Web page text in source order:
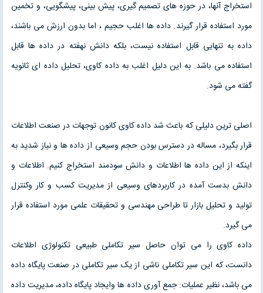
استخراج آنها، در حوزه های تصمیم گیری، پیش بینی، پیشگویی، و تخمین
مورد استفاده قرار گیرند. داده ها اغلب حجیم ، اما بدون ارزش می باشند،
داده به تنهایی قابل استفاده نیست، بلکه دانش نهفته در داده ها قابل
استفاده می باشد. به این دلیل اغلب به داده کاوی، تحلیل داده ای ثانویه
گفته می شود.
اصلی ترين دليلی که باعث شد داده کاوی کانون توجهات در صنعت اطلاعات
قرار بگيرد، مساله در دسترس بودن حجم وسيعی از داده ها و نياز شديد به
اينکه از اين داده ها اطلاعات و دانش سودمند استخراج کنيم. اطلاعات و
دانش بدست آمده در کاربردهای وسيعی از مديريت کسب و کار وکنترل
توليد و تحليل بازار تا طراحی مهندسی و تحقيقات علمی مورد استفاده قرار
می گيرد.
داده کاوی را می توان حاصل سير تکاملی طبيعی تکنولوژی اطلاعات
دانست، که اين سير تکاملی ناشی از يک سير تکاملی در صنعت پايگاه داده
می باشد، نظير عمليات: جمع آوری داده ها وايجاد پايگاه داده، مديريت داده